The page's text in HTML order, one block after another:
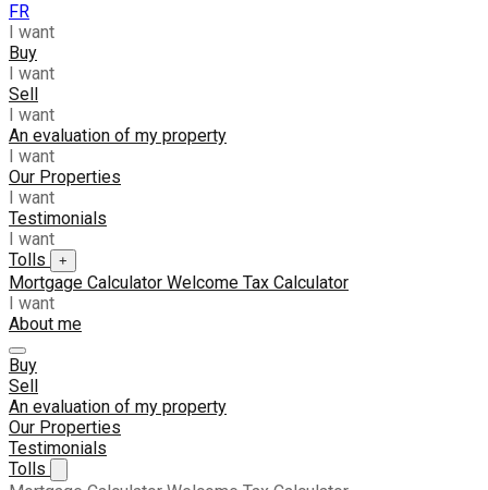
FR
I want
Buy
I want
Sell
I want
An evaluation of my property
I want
Our Properties
I want
Testimonials
I want
Tolls
+
Mortgage Calculator Welcome Tax Calculator
I want
About me
Buy
Sell
An evaluation of my property
Our Properties
Testimonials
Tolls